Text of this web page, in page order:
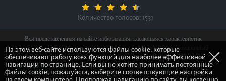
Количество голосов: 1531
Вся представленная на сайте информация, касающаяся характеристик
продуктов, наличия на складе, стоимости товаров, носит информационный
характер и ни при каких условиях не является публичной офертой,
определяемой положениями Статьи 437(2) Гражданского кодекса Российской
Федерации.
На этом веб-сайте используются файлы cookie, которые
обеспечивают работу всех функций для наиболее эффективной
навигации по странице. Если вы не хотите принимать постоянные
файлы cookie, пожалуйста, выберите соответствующие настройки